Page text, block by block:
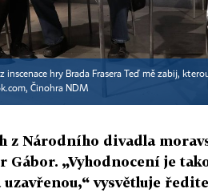
inscenace hry Brada Frasera Teď mě zabij,
Činohra NDM
z Národního divadla
Gábor. „Vyhodnocení je
uzavřenou,“ vysvětluje